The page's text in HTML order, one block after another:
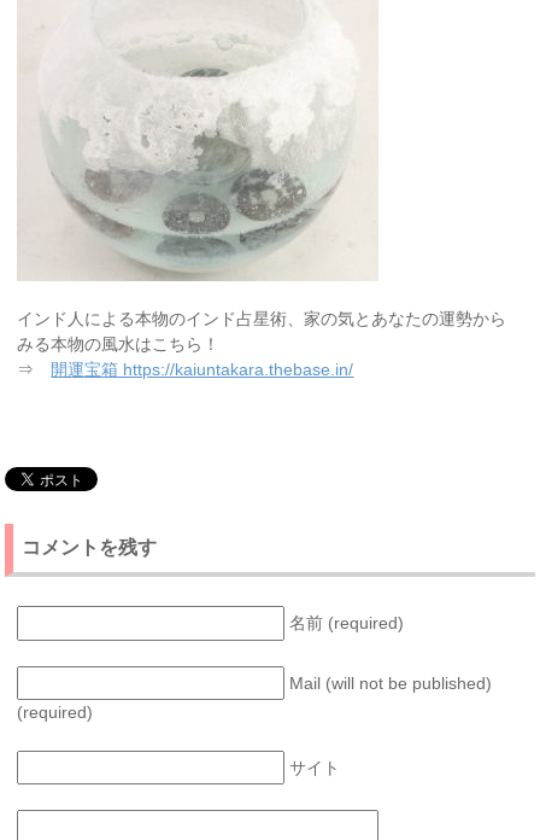
インド人による本物のインド占星術、家の気とあなたの運勢から
みる本物の風水はこちら！
⇒ 開運宝箱 https://kaiuntakara.thebase.in/
コメントを残す
名前 (required)
Mail (will not be published)
(required)
サイト